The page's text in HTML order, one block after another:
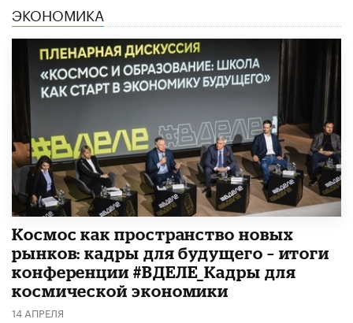
ЭКОНОМИКА
Космос как пространство новых
рынков: кадры для будущего – итоги
конференции #ВДЕЛЕ_Кадры для
космической экономики
14 АПРЕЛЯ